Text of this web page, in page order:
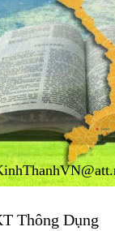
Thông Dụng